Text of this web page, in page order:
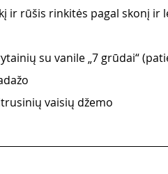
ir rūšis rinkitės pagal skonį ir
su vanile „7 grūdai“
vaisių džemo